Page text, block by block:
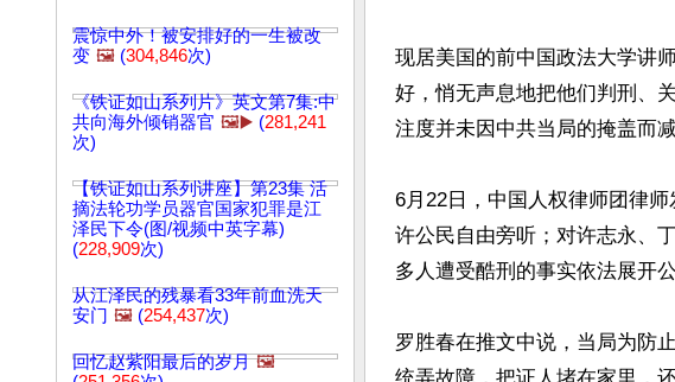
震惊中外！被安排好的一生被改
变 🖼️ (304,846次)
《铁证如山系列片》英文第7集:中
共向海外倾销器官 🖼️▶️ (281,241
次)
【铁证如山系列讲座】第23集 活
摘法轮功学员器官国家犯罪是江
泽民下令(图/视频中英字幕)
(228,909次)
从江泽民的残暴看33年前血洗天
安门 🖼️ (254,437次)
回忆赵紫阳最后的岁月 🖼️
现居美国的前中国政法大学讲
好，悄无声息地把他们判刑、
注度并未因中共当局的掩盖而减
6月22日，中国人权律师团律
许公民自由旁听；对许志永、
多人遭受酷刑的事实依法展开公
罗胜春在推文中说，当局为防